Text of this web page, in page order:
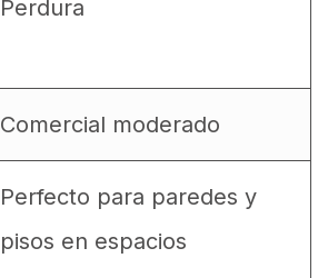
Perdura
Comercial moderado
Perfecto para paredes y
pisos en espacios